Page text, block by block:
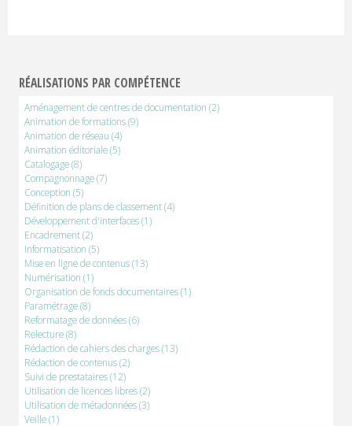
RÉALISATIONS PAR COMPÉTENCE
Aménagement de centres de documentation (2)
Animation de formations(9)
Animation de réseau (4)
Animation éditoriale(5)
Catalogage(8)
Compagnonnage(7)
Conception (5)
Définition de plans de classement(4)
Développement d'interfaces(1)
Encadrement(2)
Informatisation (5)
Mise en ligne de contenus(13)
Numérisation (1)
Organisation de fonds documentaires(1)
Paramétrage(8)
Reformatage de données(6)
Relecture(8)
Rédaction de cahiers des charges(13)
Rédaction de contenus(2)
Suivi de prestataires(12)
Utilisation de licences libres(2)
Utilisation de métadonnées(3)
Veille(1)